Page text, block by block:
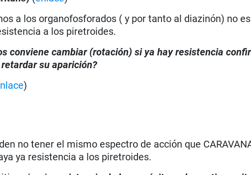
a los organofosforados ( y por tanto al diazinón) no
a los piretroides.
conviene cambiar (rotación) si ya hay resistencia
su aparición?
)
no tener el mismo espectro de acción que
ya resistencia a los piretroides.